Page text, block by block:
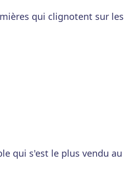
qui clignotent sur les
qui s'est le plus vendu au